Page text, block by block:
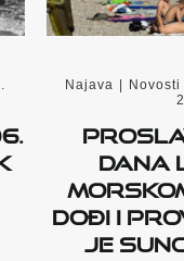
Najava | Novosti
dana
dođi i
je